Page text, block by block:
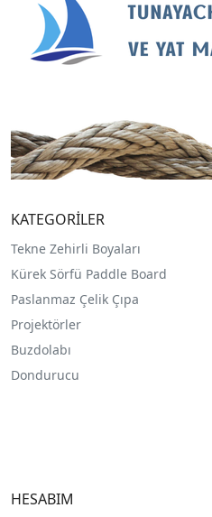
KATEGORİLER
Tekne Zehirli Boyaları
Kürek Sörfü Paddle Board
Paslanmaz Çelik Çıpa
Projektörler
Buzdolabı
Dondurucu
HESABIM